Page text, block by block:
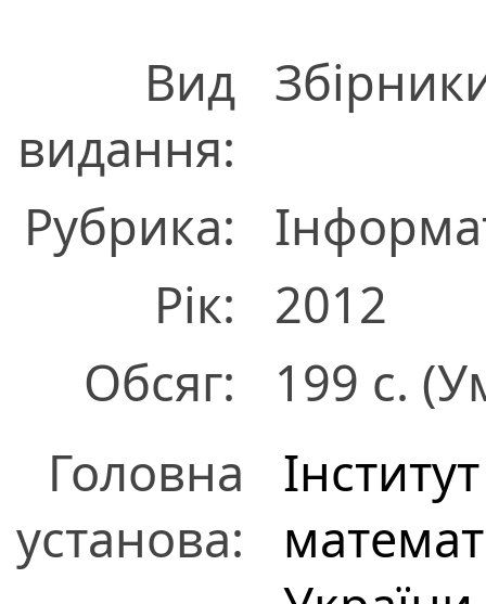
Вид
видання:
Рубрика:
Рік:
2012
Обсяг:
199 c.
Головна
установа: